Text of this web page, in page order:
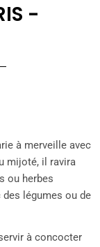
-
à merveille avec
mijoté, il ravira
ou herbes
légumes ou de
à concocter